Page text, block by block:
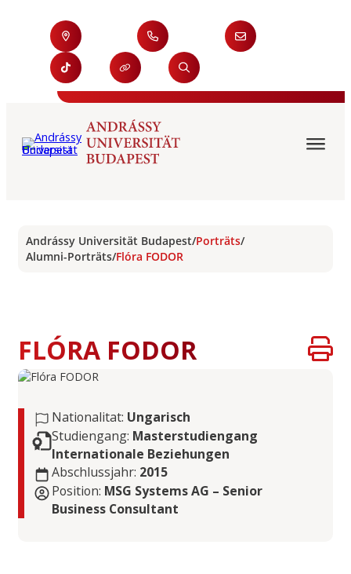
Andrássy Universität Budapest/Porträts/
Alumni-Porträts/Flóra FODOR
FLÓRA FODOR
Nationalitat: Ungarisch
Studiengang: Masterstudiengang
Internationale Beziehungen
Abschlussjahr: 2015
Position: MSG Systems AG – Senior
Business Consultant